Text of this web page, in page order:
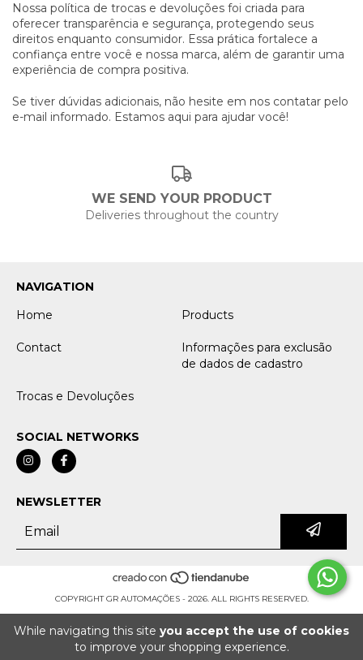
While navigating this site you accept the use of cookies
to improve your shopping experience.
Nossa política de trocas e devoluções foi criada para
oferecer transparência e segurança, protegendo seus
direitos enquanto consumidor. Essa prática fortalece a
confiança entre você e nossa marca, além de garantir uma
experiência de compra positiva.
Se tiver dúvidas adicionais, não hesite em nos contatar pelo
e-mail informado. Estamos aqui para ajudar você!
WE SEND YOUR PRODUCT
Deliveries throughout the country
NAVIGATION
Home
Products
Contact
Informações para exclusão
de dados de cadastro
Trocas e Devoluções
SOCIAL NETWORKS
NEWSLETTER
COPYRIGHT GR AUTOMAÇÕES - 2026. ALL RIGHTS RESERVED.